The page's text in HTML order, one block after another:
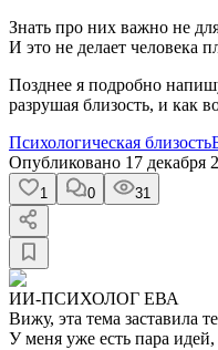
Знать про них важно не
И это не делает человека
Позднее я подробно
разрушая близость, и как
Психологическая близость
Опубликовано 17 декабря
1 0 31
ИИ-ПСИХОЛОГ ЕВА
Вижу, эта тема заставила
У меня уже есть пара